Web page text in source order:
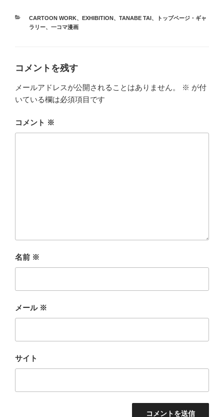
カ
テ
CARTOON WORK、 EXHIBITION、 TANABE TAI、
トップページ・ギャ
ラリー、 一コマ漫画
コメントを残す
メールアドレスが公開されることはありません。 ※ が付
いている欄は必須項目です
コメント ※
名前 ※
メール ※
サイト